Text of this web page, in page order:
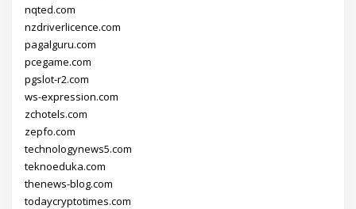
nqted.com
nzdriverlicence.com
pagalguru.com
pcegame.com
pgslot-r2.com
ws-expression.com
zchotels.com
zepfo.com
technologynews5.com
teknoeduka.com
thenews-blog.com
todaycryptotimes.com